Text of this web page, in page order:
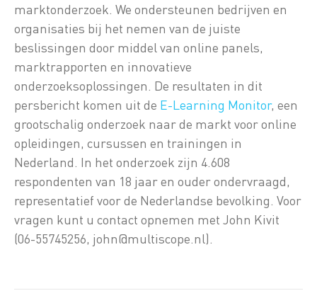
marktonderzoek. We ondersteunen bedrijven en
organisaties bij het nemen van de juiste
beslissingen door middel van online panels,
marktrapporten en innovatieve
onderzoeksoplossingen. De resultaten in dit
persbericht komen uit de E-Learning Monitor, een
grootschalig onderzoek naar de markt voor online
opleidingen, cursussen en trainingen in
Nederland. In het onderzoek zijn 4.608
respondenten van 18 jaar en ouder ondervraagd,
representatief voor de Nederlandse bevolking. Voor
vragen kunt u contact opnemen met John Kivit
(06-55745256, john@multiscope.nl).